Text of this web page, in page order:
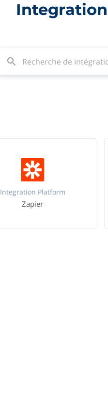
Integration Platform
Zapier